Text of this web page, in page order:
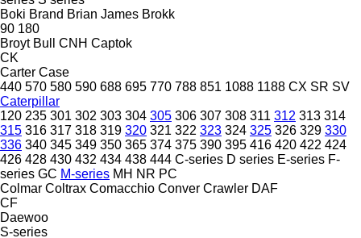
Boki Brand Brian James Brokk
90 180
Broyt Bull CNH Captok
CK
Carter Case
440 570 580 590 688 695 770 788 851 1088 1188 CX SR SV
Caterpillar
120 235 301 302 303 304 305 306 307 308 311 312 313 314
315 316 317 318 319 320 321 322 323 324 325 326 329 330
336 340 345 349 350 365 374 375 390 395 416 420 422 424
426 428 430 432 434 438 444 C-series D series E-series F-
series GC M-series MH NR PC
Colmar Coltrax Comacchio Conver Crawler DAF
CF
Daewoo
S-series